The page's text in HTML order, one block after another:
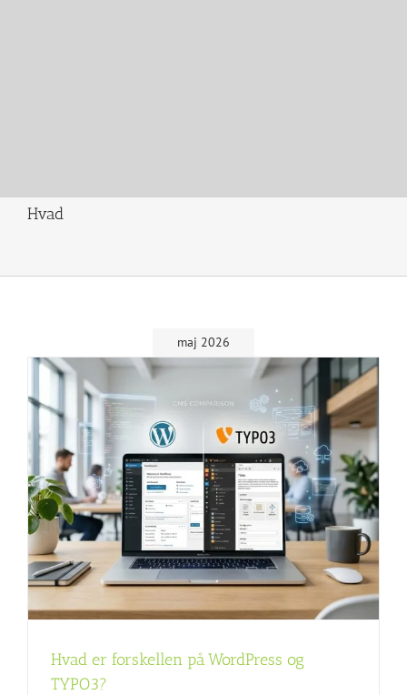
Hvad
maj 2026
Hvad er forskellen på WordPress og
TYPO3?